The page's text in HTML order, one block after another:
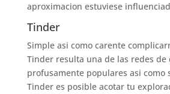
aproximacion estuviese
Tinder
Simple asi­ como carente
Tinder resulta una de las redes de
profusamente populares asi­ como
Tinder es posible acotar tu